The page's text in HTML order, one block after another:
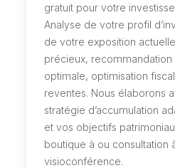
gratuit pour votre
Analyse de votre profil
de votre exposition
précieux, recommandation
optimale, optimisation
reventes. Nous élaborons
stratégie d’accumulation
et vos objectifs
boutique à ou consultation
visioconférence.